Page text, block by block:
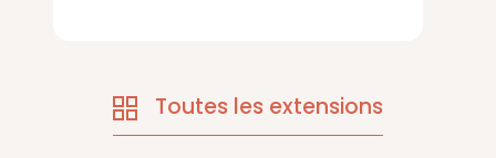
Toutes les extensions